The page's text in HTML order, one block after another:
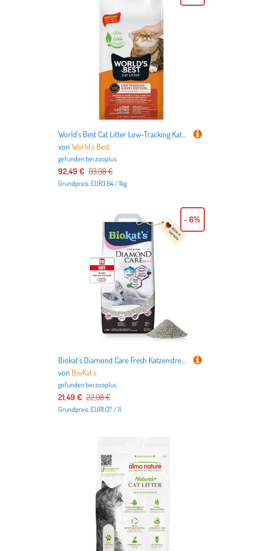
World's Best Cat Litter Low-Tracking Katzenstreu - Sparpaket: 2 x 12,7 kg
vonWorld's Best
gefunden beizooplus
92,49 € 93,98 €
Grundpreis: EUR3.64 / 1kg
Biokat´s Diamond Care Fresh Katzenstreu - Sparpaket: 2 x 10 l
von BioKat's
gefunden beizooplus
21,49 € 22,98 €
Grundpreis: EUR1.07 / 1l
- 6%